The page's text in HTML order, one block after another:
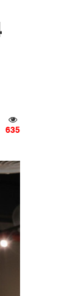
635